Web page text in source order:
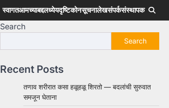
स्वागतआमच्याबद्दलध्येयदृष्टिकोनसूचनालेखसंपर्कसंस्थापक
Search
Search
Recent Posts
तणाव शरीरात कसा हळूहळू शिरतो — बदलांची सुरुवात
समजून घेताना